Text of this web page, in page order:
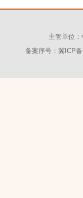
主管单位
备案序号：冀ICP